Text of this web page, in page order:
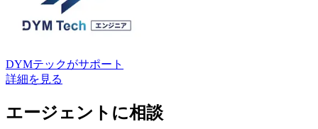
DYMテックがサポート
詳細を見る
エージェントに相談